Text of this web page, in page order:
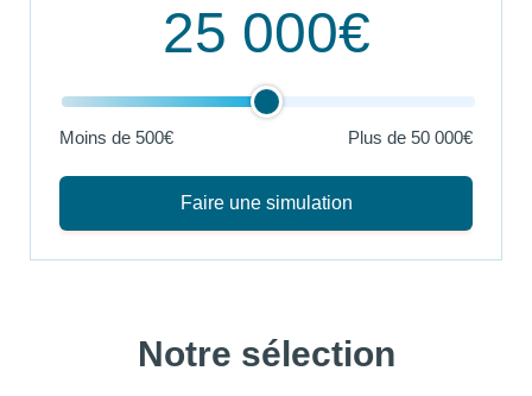
25 000€
Moins de 500€ Plus de 50 000€
Faire une simulation
Notre sélection